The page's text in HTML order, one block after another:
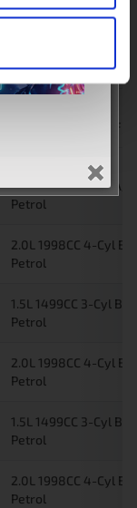
Plug-in Hybrid/petrol
Petrol
1.5L 1499CC 3-Cyl
B36A15A/B38A15A/
Petrol
2.0L 1998CC 4-Cyl
Petrol
1.5L 1499CC 3-Cyl
Petrol
2.0L 1998CC 4-Cyl
Petrol
1.5L 1499CC 3-Cyl
Petrol
2.0L 1998CC 4-Cyl
Petrol